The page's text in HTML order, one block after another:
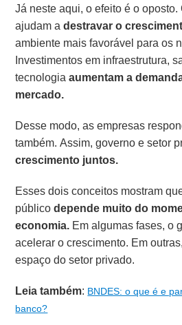
Já neste aqui, o efeito é o
ajudam adestravar o
ambiente mais favorável para os
Investimentos em infraestrutura,
tecnologiaaumentam a
mercado.
Desse modo, as empresas
também. Assim, governo e setor
crescimento juntos.
Esses dois conceitos mostram
públicodepende muito do
economia. Em algumas fases, o
acelerar o crescimento. Em
espaço do setor privado.
Leia também: BNDES: o que é e
banco?